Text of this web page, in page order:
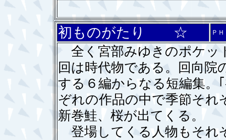
初ものがたり ☆ Ｐ
全く宮部みゆきのポケッ
回は時代物である。回向院
する６編からなる短編集。
ぞれの作品の中で季節それ
新巻鮭、桜が出てくる。
登場してくる人物もそれ